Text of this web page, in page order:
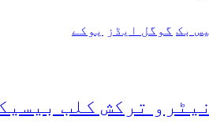
بک گوگل ایڈز یوکے
ترکش کلب